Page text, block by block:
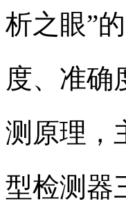
析之眼”
度、准确
测原理，
型检测器